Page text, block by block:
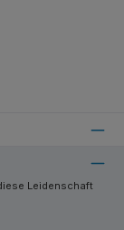
Leidenschaft